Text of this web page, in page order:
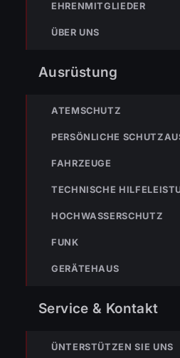
EHRENMITGLIEDER
ÜBER UNS
Ausrüstung
ATEMSCHUTZ
PERSÖNLICHE
FAHRZEUGE
TECHNISCHE
HOCHWASSERSCHUTZ
FUNK
GERÄTEHAUS
Service & Kontakt
ÜNTERSTÜTZEN SIE UNS
Fotos: Maurice Shourot
TEILEN